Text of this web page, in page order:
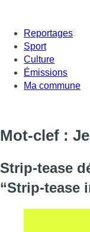
Reportages
Sport
Culture
Émissions
Ma commune
Mot-clef :
Strip-tease
“Strip-tease